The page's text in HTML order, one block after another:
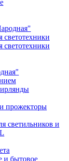
прожекторы
светильников и
и бытовое